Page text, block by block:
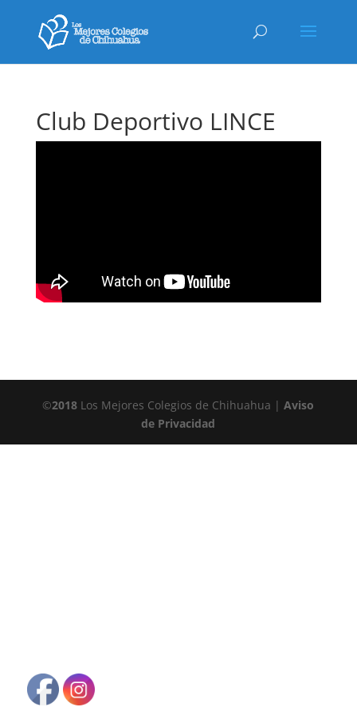
Club Deportivo LINCE
©2018 Los Mejores Colegios de Chihuahua |Aviso
de Privacidad